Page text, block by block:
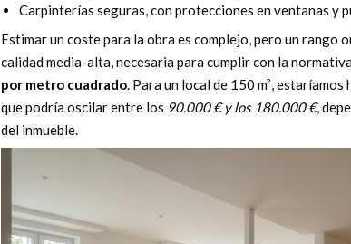
Carpinterías seguras, con protecciones en ventanas y
Estimar un coste para la obra es complejo, pero un rango
calidad media-alta, necesaria para cumplir con la
por metro cuadrado. Para un local de 150 m²,
que podría oscilar entre los 90.000 € y los 180.000 €,
del inmueble.